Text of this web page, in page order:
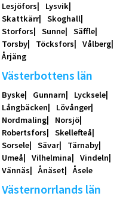
Lesjöfors
Lysvik
Skattkärr
Skoghall
Storfors
Sunne
Säffle
Torsby
Töcksfors
Vålberg
Årjäng
Västerbottens län
Byske Gunnarn
Lycksele
Långbäcken
Lövånger
Nordmaling
Norsjö
Robertsfors
Skellefteå
Sorsele
Sävar
Tärnaby
Umeå
Vilhelmina
Vindeln
Vännäs
Ånäset Åsele
Västernorrlands län